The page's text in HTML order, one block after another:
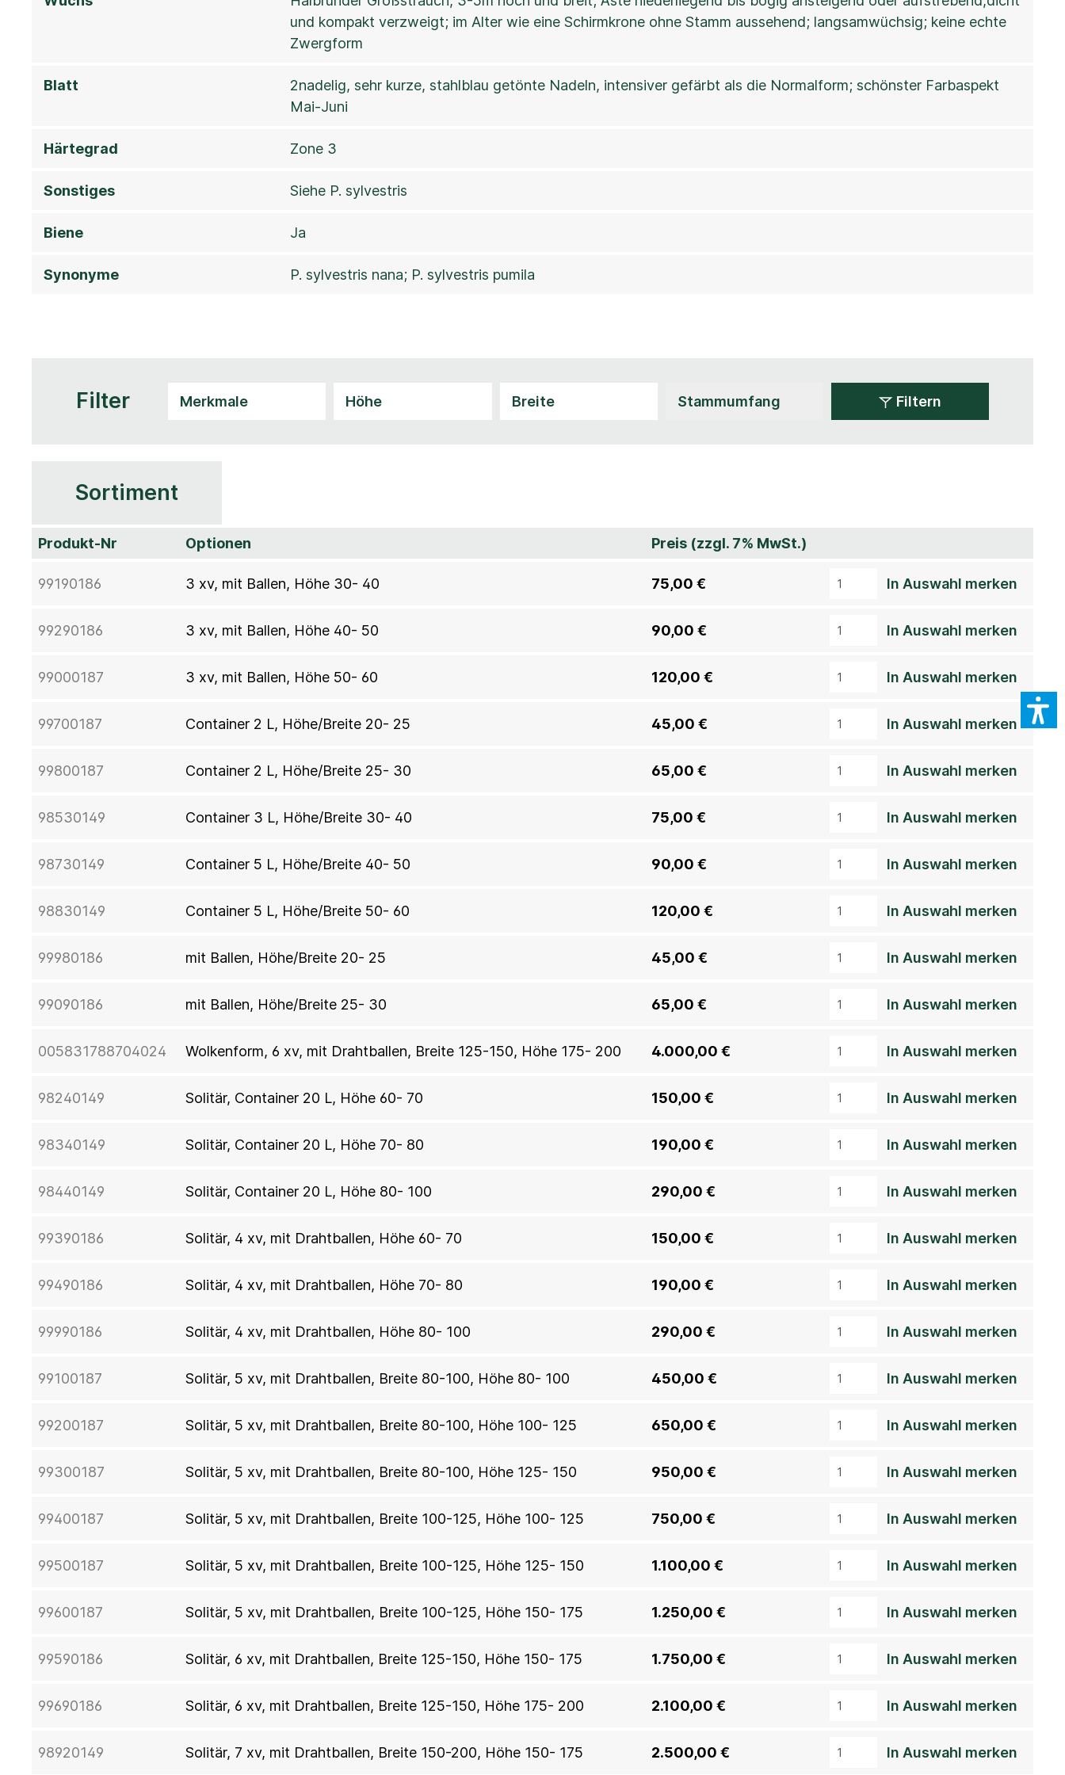
und kompakt verzweigt; im Alter wie eine Schirmkrone ohne Stamm aussehend; langsamwüchsig; keine echte
Zwergform
Blatt
2nadelig, sehr kurze, stahlblau getönte Nadeln, intensiver gefärbt als die Normalform; schönster Farbaspekt
Mai-Juni
Härtegrad Zone 3
Sonstiges Siehe P. sylvestris
Biene Ja
Synonyme P. sylvestris nana; P. sylvestris pumila
Filter Filtern
Sortiment
Produkt-Nr Optionen Preis (zzgl. 7% MwSt.)
99190186 3 xv, mit Ballen, Höhe 30- 40 75,00 € In Auswahl merken
99290186 3 xv, mit Ballen, Höhe 40- 50 90,00 € In Auswahl merken
99000187 3 xv, mit Ballen, Höhe 50- 60 120,00 € In Auswahl merken
99700187 Container 2 L, Höhe/Breite 20- 25 45,00 € In Auswahl merken
99800187 Container 2 L, Höhe/Breite 25- 30 65,00 € In Auswahl merken
98530149 Container 3 L, Höhe/Breite 30- 40 75,00 € In Auswahl merken
98730149 Container 5 L, Höhe/Breite 40- 50 90,00 € In Auswahl merken
98830149 Container 5 L, Höhe/Breite 50- 60 120,00 € In Auswahl merken
99980186 mit Ballen, Höhe/Breite 20- 25 45,00 € In Auswahl merken
99090186 mit Ballen, Höhe/Breite 25- 30 65,00 € In Auswahl merken
005831788704024 Wolkenform, 6 xv, mit Drahtballen, Breite 125-150, Höhe 175- 200 4.000,00 € In Auswahl merken
98240149 Solitär, Container 20 L, Höhe 60- 70 150,00 € In Auswahl merken
98340149 Solitär, Container 20 L, Höhe 70- 80 190,00 € In Auswahl merken
98440149 Solitär, Container 20 L, Höhe 80- 100 290,00 € In Auswahl merken
99390186 Solitär, 4 xv, mit Drahtballen, Höhe 60- 70 150,00 € In Auswahl merken
99490186 Solitär, 4 xv, mit Drahtballen, Höhe 70- 80 190,00 € In Auswahl merken
99990186 Solitär, 4 xv, mit Drahtballen, Höhe 80- 100 290,00 € In Auswahl merken
99100187 Solitär, 5 xv, mit Drahtballen, Breite 80-100, Höhe 80- 100 450,00 € In Auswahl merken
99200187 Solitär, 5 xv, mit Drahtballen, Breite 80-100, Höhe 100- 125 650,00 € In Auswahl merken
99300187 Solitär, 5 xv, mit Drahtballen, Breite 80-100, Höhe 125- 150 950,00 € In Auswahl merken
99400187 Solitär, 5 xv, mit Drahtballen, Breite 100-125, Höhe 100- 125 750,00 € In Auswahl merken
99500187 Solitär, 5 xv, mit Drahtballen, Breite 100-125, Höhe 125- 150 1.100,00 € In Auswahl merken
99600187 Solitär, 5 xv, mit Drahtballen, Breite 100-125, Höhe 150- 175 1.250,00 € In Auswahl merken
99590186 Solitär, 6 xv, mit Drahtballen, Breite 125-150, Höhe 150- 175 1.750,00 € In Auswahl merken
99690186 Solitär, 6 xv, mit Drahtballen, Breite 125-150, Höhe 175- 200 2.100,00 € In Auswahl merken
98920149 Solitär, 7 xv, mit Drahtballen, Breite 150-200, Höhe 150- 175 2.500,00 € In Auswahl merken